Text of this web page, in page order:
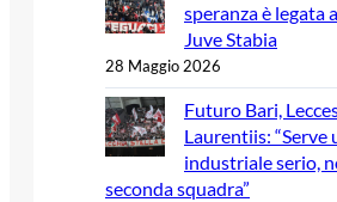
speranza è legata
Juve Stabia
28 Maggio 2026
Futuro Bari,
Laurentiis: “Serve
industriale serio,
seconda squadra”